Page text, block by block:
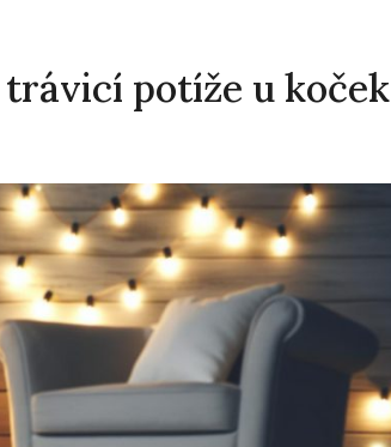
potíže u koček